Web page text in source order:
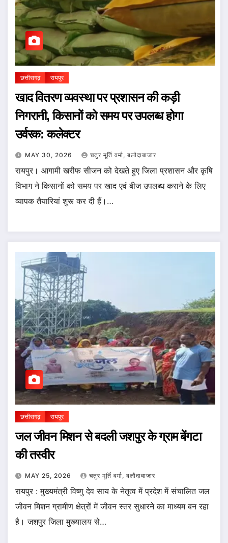
छत्तीसगढ़ रायपुर
खाद वितरण व्यवस्था पर प्रशासन की कड़ी
निगरानी, किसानों को समय पर उपलब्ध होगा
उर्वरक: कलेक्टर
MAY 30, 2026 चतुर मूर्ति वर्मा, बलौदाबाजार
रायपुर। आगामी खरीफ सीजन को देखते हुए जिला प्रशासन और कृषि
विभाग ने किसानों को समय पर खाद एवं बीज उपलब्ध कराने के लिए
व्यापक तैयारियां शुरू कर दी हैं।…
छत्तीसगढ़ रायपुर
जल जीवन मिशन से बदली जशपुर के ग्राम बेंगटा
की तस्वीर
MAY 25, 2026 चतुर मूर्ति वर्मा, बलौदाबाजार
रायपुर : मुख्यमंत्री विष्णु देव साय के नेतृत्व में प्रदेश में संचालित जल
जीवन मिशन ग्रामीण क्षेत्रों में जीवन स्तर सुधारने का माध्यम बन रहा
है। जशपुर जिला मुख्यालय से…